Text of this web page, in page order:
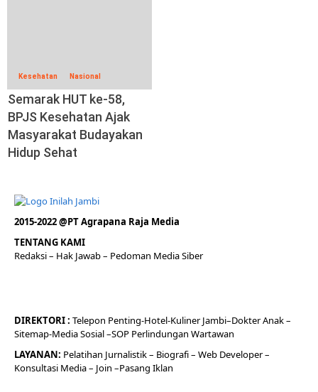
Kesehatan Nasional
Semarak HUT ke-58,
BPJS Kesehatan Ajak
Masyarakat Budayakan
Hidup Sehat
2015-2022 @PT Agrapana Raja Media
TENTANG KAMI
Redaksi– Hak Jawab – Pedoman Media Siber
DIREKTORI: Telepon Penting-Hotel-KulinerJambi–DokterAnak –
Sitemap-Media Sosial –SOP Perlindungan Wartawan
LAYANAN: Pelatihan Jurnalistik – Biografi– Web Developer–
Konsultasi Media– Join –Pasang Iklan